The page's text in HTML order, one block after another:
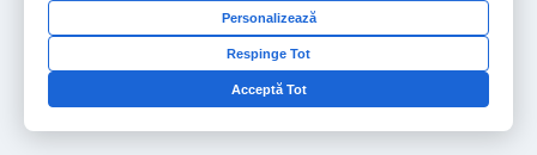
Politica de Confidențialitate
Publicitate
Termeni și condiții
Personalizează
Respinge Tot
Acceptă Tot